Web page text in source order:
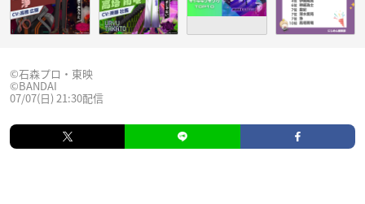
©石森プロ・東映
©BANDAI
07/07(日) 21:30配信